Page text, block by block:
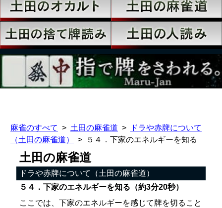
麻雀のすべて 土田の麻雀道
ドラや赤牌について
（土田の麻雀道）
５４．下家のエネルギーを知る
土田の麻雀道
ドラや赤牌について（土田の麻雀道）
５４．下家のエネルギーを知る（約3分20秒）
ここでは、下家のエネルギーを感じて牌を切ること